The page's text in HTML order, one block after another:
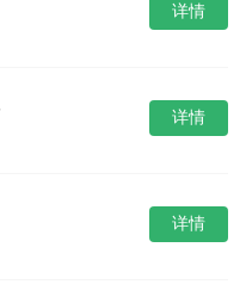
详情
详情
详情